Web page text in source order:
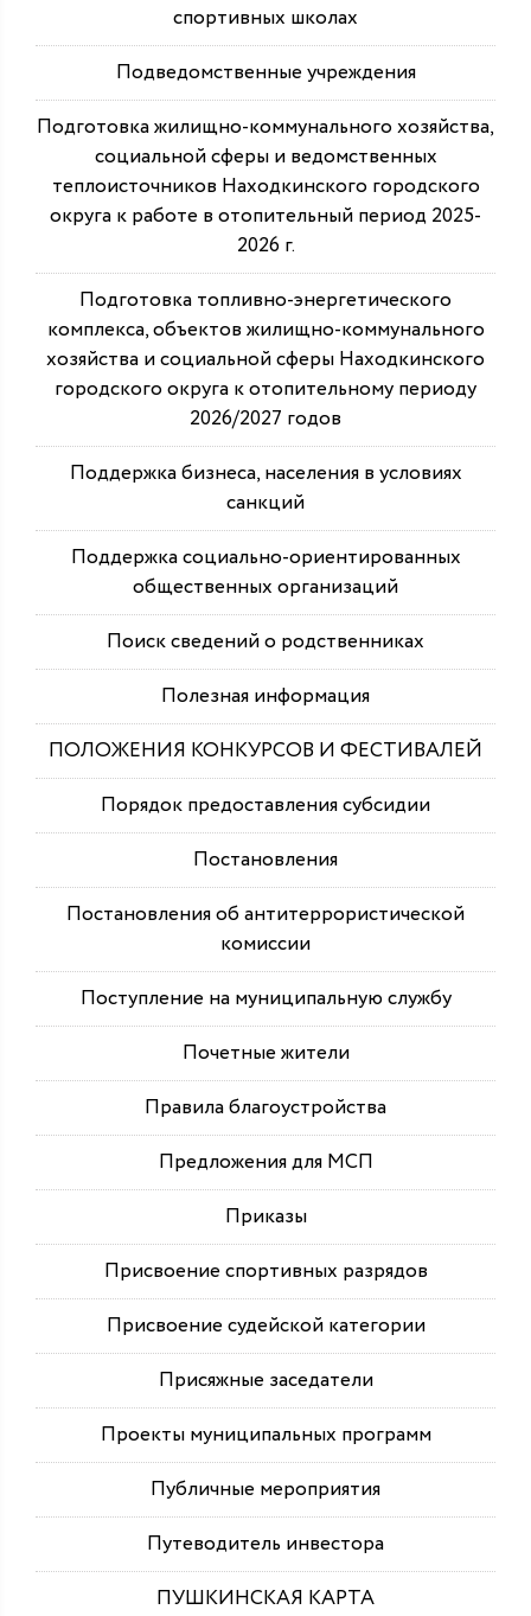
спортивных школах
Подведомственные учреждения
Подготовка жилищно-коммунального хозяйства,
социальной сферы и ведомственных
теплоисточников Находкинского городского
округа к работе в отопительный период 2025-
2026 г.
Подготовка топливно-энергетического
комплекса, объектов жилищно-коммунального
хозяйства и социальной сферы Находкинского
городского округа к отопительному периоду
2026/2027 годов
Поддержка бизнеса, населения в условиях
санкций
Поддержка социально-ориентированных
общественных организаций
Поиск сведений о родственниках
Полезная информация
ПОЛОЖЕНИЯ КОНКУРСОВ И ФЕСТИВАЛЕЙ
Порядок предоставления субсидии
Постановления
Постановления об антитеррористической
комиссии
Поступление на муниципальную службу
Почетные жители
Правила благоустройства
Предложения для МСП
Приказы
Присвоение спортивных разрядов
Присвоение судейской категории
Присяжные заседатели
Проекты муниципальных программ
Публичные мероприятия
Путеводитель инвестора
ПУШКИНСКАЯ КАРТА